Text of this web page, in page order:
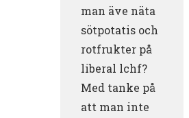
man äve näta
sötpotatis och
rotfrukter på
liberal lchf?
Med tanke på
att man inte